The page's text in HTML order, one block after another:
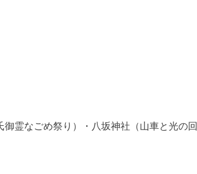
霊なごめ祭り）・八坂神社（山車と光の回